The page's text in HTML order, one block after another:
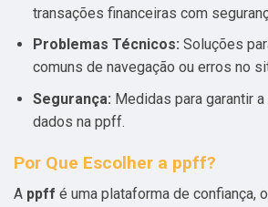
transações financeiras com
Problemas Técnicos: Soluções
comuns de navegação ou erros no
Segurança: Medidas para garantir
dados na ppff.
Por Que Escolher a ppff?
A ppff é uma plataforma de confiança,